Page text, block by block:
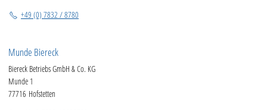
+49 (0) 7832 / 8780
Munde Biereck
Biereck Betriebs GmbH & Co. KG
Munde 1
77716 Hofstetten